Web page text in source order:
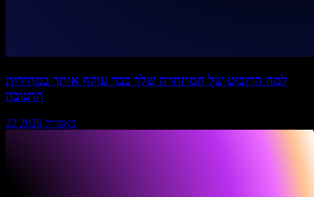
למה הרובוט של המתחרה שלך כבר עוקף אותך במהירות
התגובה
22 באפריל 2026